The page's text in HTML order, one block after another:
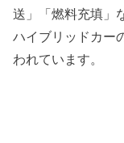
送」「燃料充填」
ハイブリッドカー
われています。